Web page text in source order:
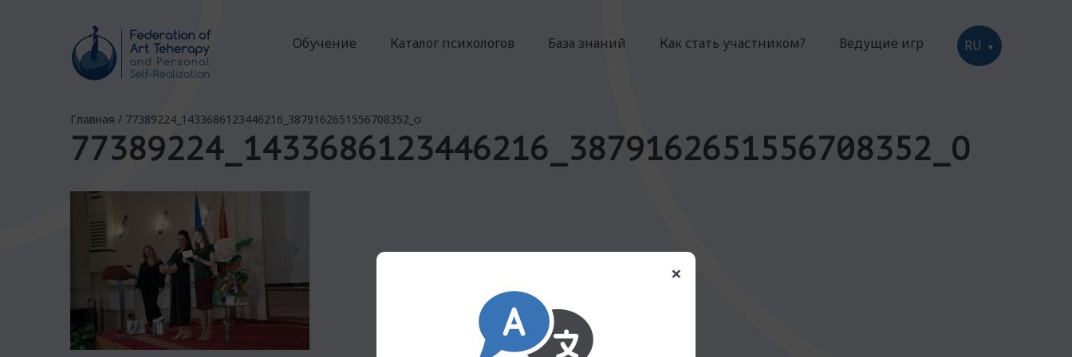
Обучение Каталог психологов База знаний Как стать участником? Ведущие игр RU
Главная / 77389224_1433686123446216_3879162651556708352_o
77389224_1433686123446216_3879162651556708352_O
×